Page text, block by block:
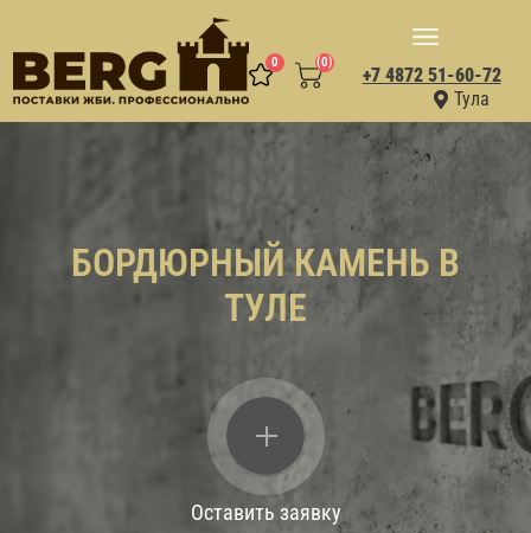
Тула
0 (0)
+7 4872 51-60-72
БОРДЮРНЫЙ КАМЕНЬ В
ТУЛЕ
Оставить заявку